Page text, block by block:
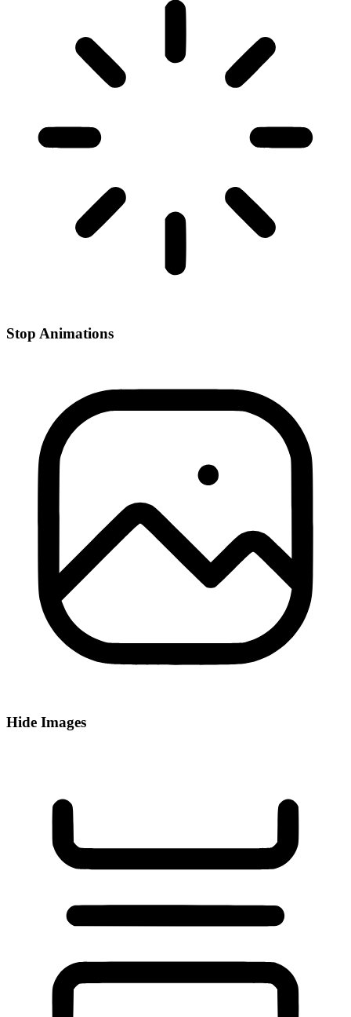
Stop Animations
Hide Images